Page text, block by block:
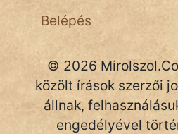
pszichopati
szegény legény
Hoffer Botond
szemfüles
Belépés
© 2026
közölt írások szerzői
állnak,
engedélyével